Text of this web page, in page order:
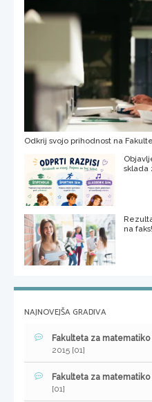
Odkrij svojo prihodnost na
sklada
na faks!
NAJNOVEJŠA GRADIVA
Fakulteta za matematiko
2015 [01]
Fakulteta za matematiko
[01]